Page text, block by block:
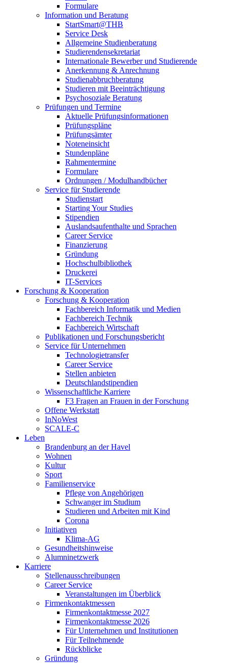
Formulare
Information und Beratung
StartSmart@THB
Service Desk
Allgemeine Studienberatung
Studierendensekretariat
Internationale Bewerber und Studierende
Anerkennung & Anrechnung
Studienabbruchberatung
Studieren mit Beeinträchtigung
Psychosoziale Beratung
Prüfungen und Termine
Aktuelle Prüfungsinformationen
Prüfungspläne
Prüfungsämter
Noteneinsicht
Stundenpläne
Rahmentermine
Formulare
Ordnungen / Modulhandbücher
Service für Studierende
Studienstart
Starting Your Studies
Stipendien
Auslandsaufenthalte und Sprachen
Career Service
Finanzierung
Gründung
Hochschulbibliothek
Druckerei
IT-Services
Forschung & Kooperation
Forschung & Kooperation
Fachbereich Informatik und Medien
Fachbereich Technik
Fachbereich Wirtschaft
Publikationen und Forschungsbericht
Service für Unternehmen
Technologietransfer
Career Service
Stellen anbieten
Deutschlandstipendien
Wissenschaftliche Karriere
F3 Fragen an Frauen in der Forschung
Offene Werkstatt
InNoWest
SCALE-C
Leben
Brandenburg an der Havel
Wohnen
Kultur
Sport
Familienservice
Pflege von Angehörigen
Schwanger im Studium
Studieren und Arbeiten mit Kind
Corona
Initiativen
Klima-AG
Gesundheitshinweise
Alumninetzwerk
Karriere
Stellenausschreibungen
Career Service
Veranstaltungen im Überblick
Firmenkontaktmessen
Firmenkontaktmesse 2027
Firmenkontaktmesse 2026
Für Unternehmen und Institutionen
Für Teilnehmende
Rückblicke
Gründung